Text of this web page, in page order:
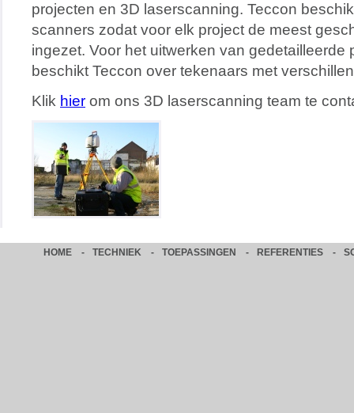
projecten en 3D laserscanning. Teccon
scanners zodat voor elk project de meest
ingezet. Voor het uitwerken van gedetailleerde
beschikt Teccon over tekenaars met
Klik hier om ons 3D laserscanning team te
HOME - TECHNIEK - TOEPASSINGEN - REFERENTIES -